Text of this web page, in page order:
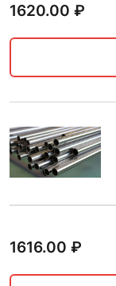
1620.00 ₽
1616.00 ₽